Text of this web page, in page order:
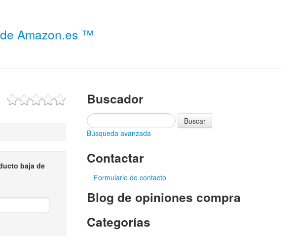
Amazon.es ™
baja de
Buscador
Búsqueda avanzada
Contactar
Formulario de contacto
Blog de opiniones compra
Categorías